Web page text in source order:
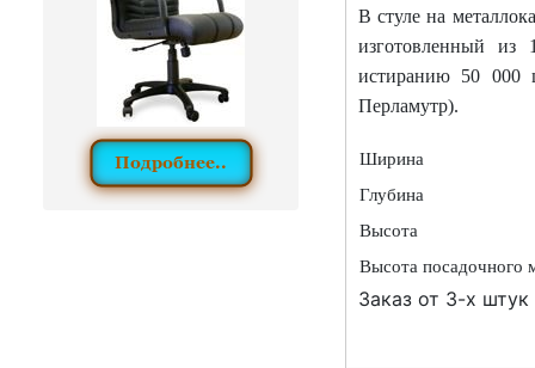
В стуле на
изготовленный из
истиранию 50 000
Перламутр).
Ширина
Глубина
Высота
Высота посадочного
Заказ от 3-х штук